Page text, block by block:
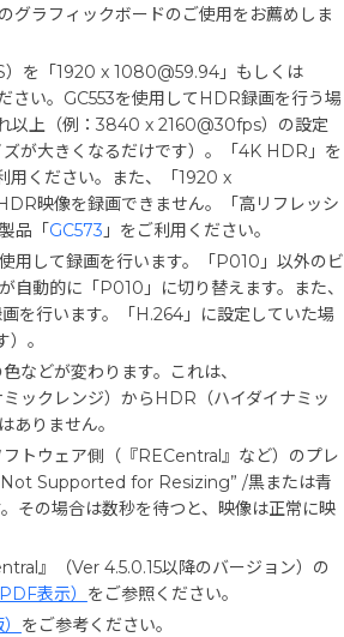
ラフィックボードのご使用をお薦めしま
を「1920 x 1080@59.94」もしくは
さい。GC553を使用してHDR録画を行う場
以上（例：3840 x 2160@30fps）の設定
が大きくなるだけです）。「4K HDR」を
用ください。また、「1920 x
映像を録画できません。「高リフレッシ
品「GC573 」をご利用ください。
して録画を行います。「P010」以外のビ
動的に「P010」に切り替えます。また、
を行います。「H.264」に設定していた場
。
どが変わります。これは、
ックレンジ）からHDR（ハイダイナミッ
ありません。
トウェア側（『RECentral』など）のプレ
Not Supported for Resizing” /黒または青
その場合は数秒を待つと、映像は正常に映
』（Ver 4.5.0.15以降のバージョン）の
表示） をご参照ください。
をご参考ください。